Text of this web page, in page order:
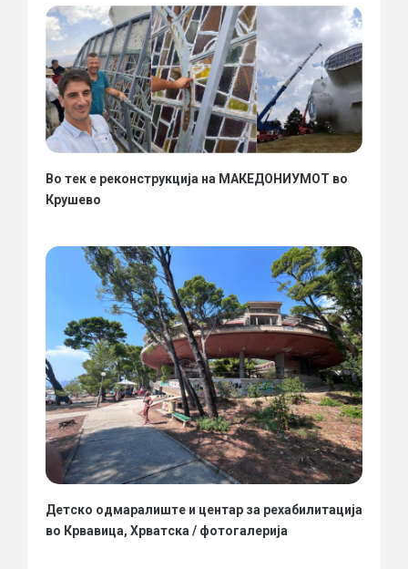
Во тек е реконструкција на МАКЕДОНИУМОТ во
Крушево
Детско одмаралиште и центар за рехабилитација
во Крвавица, Хрватска / фотогалерија